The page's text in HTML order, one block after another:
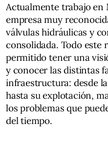
Actualmente trabajo en
empresa muy
válvulas hidráulicas y
consolidada. Todo este
permitido tener una
y conocer las distintas
infraestructura: desde
hasta su explotación,
los problemas que
del tiempo.